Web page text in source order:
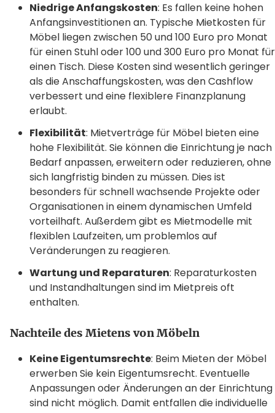
Niedrige Anfangskosten: Es fallen keine hohen
Anfangsinvestitionen an. Typische Mietkosten für
Möbel liegen zwischen 50 und 100 Euro pro Monat
für einen Stuhl oder 100 und 300 Euro pro Monat für
einen Tisch. Diese Kosten sind wesentlich geringer
als die Anschaffungskosten, was den Cashflow
verbessert und eine flexiblere Finanzplanung
erlaubt.
Flexibilität: Mietverträge für Möbel bieten eine
hohe Flexibilität. Sie können die Einrichtung je nach
Bedarf anpassen, erweitern oder reduzieren, ohne
sich langfristig binden zu müssen. Dies ist
besonders für schnell wachsende Projekte oder
Organisationen in einem dynamischen Umfeld
vorteilhaft. Außerdem gibt es Mietmodelle mit
flexiblen Laufzeiten, um problemlos auf
Veränderungen zu reagieren.
Wartung und Reparaturen: Reparaturkosten
und Instandhaltungen sind im Mietpreis oft
enthalten.
Nachteile des Mietens von Möbeln
Keine Eigentumsrechte: Beim Mieten der Möbel
erwerben Sie kein Eigentumsrecht. Eventuelle
Anpassungen oder Änderungen an der Einrichtung
sind nicht möglich. Damit entfallen die individuelle